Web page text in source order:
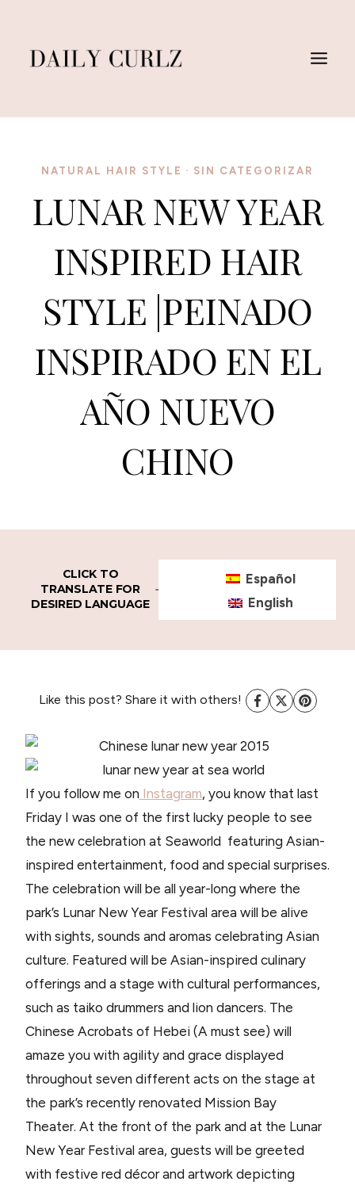
content
NATURAL HAIR STYLE · SIN CATEGORIZAR
LUNAR NEW YEAR
INSPIRED HAIR
STYLE |PEINADO
INSPIRADO EN EL
AÑO NUEVO
CHINO
CLICK TO
TRANSLATE FOR
DESIRED LANGUAGE
Español
English
Like this post? Share it with others!
If you follow me on Instagram, you know that last
Friday I was one of the first lucky people to see
the new celebration at Seaworld featuring Asian-
inspired entertainment, food and special surprises.
The celebration will be all year-long where the
park’s Lunar New Year Festival area will be alive
with sights, sounds and aromas celebrating Asian
culture. Featured will be Asian-inspired culinary
offerings and a stage with cultural performances,
such as taiko drummers and lion dancers. The
Chinese Acrobats of Hebei (A must see) will
amaze you with agility and grace displayed
throughout seven different acts on the stage at
the park’s recently renovated Mission Bay
Theater. At the front of the park and at the Lunar
New Year Festival area, guests will be greeted
with festive red décor and artwork depicting